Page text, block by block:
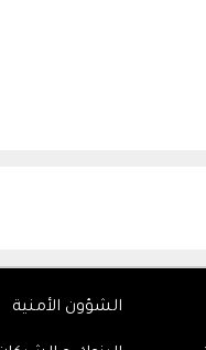
الشؤون الأمنية